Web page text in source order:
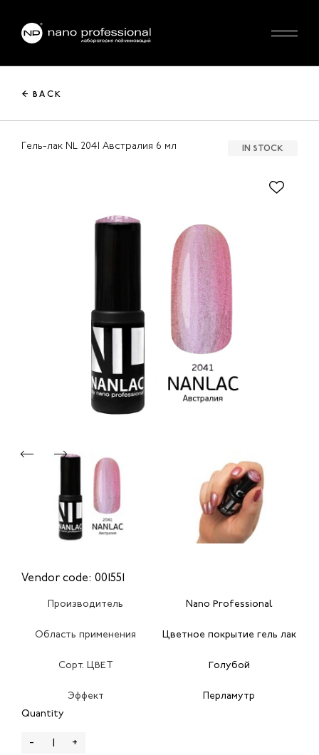
← BACK
Гель-лак NL 2041 Австралия 6 мл IN STOCK
Vendor code: 001551
Производитель Nano Professional
Область применения Цветное покрытие гель лак
Сорт. ЦВЕТ Голубой
Эффект
Перламутр
Quantity
- +